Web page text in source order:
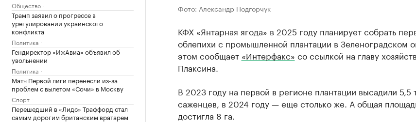
Общество
Трамп заявил о прогрессе в
урегулировании украинского
конфликта
Политика
Гендиректор «ИжАвиа» объявил об
увольнении
Политика
Матч Первой лиги перенесли из-за
проблем с вылетом «Сочи» в Москву
Спорт
Перешедший в «Лидс» Траффорд стал
самым дорогим британским вратарем
Фото: Александр Подгорчук
КФХ «Янтарная ягода» в 2025 году планирует собрать
облепихи с промышленной плантации в Зеленоградском
этом сообщает «Интерфакс» со ссылкой на главу
Плаксина.
В 2023 году на первой в регионе плантации высадили 5,5
саженцев, в 2024 году — еще столько же. А общая
достигла 8 га.